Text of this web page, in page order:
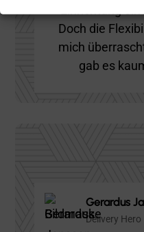
Einrichtung
Doch die
mich
gab es
Gerardus
Delivery Hero